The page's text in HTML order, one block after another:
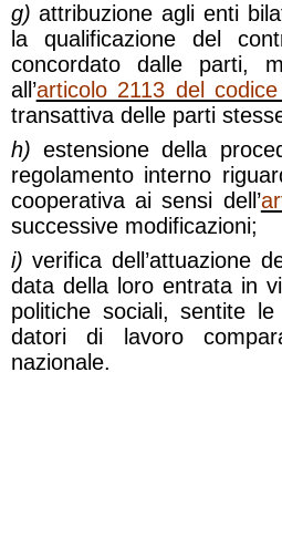
g) attribuzione agli enti
la qualificazione del
concordato dalle parti,
all’articolo 2113 del
transattiva delle parti
h) estensione della
regolamento interno
cooperativa ai sensi dell’
successive modificazioni;
i) verifica dell’attuazione
data della loro entrata in
politiche sociali, sentite
datori di lavoro
nazionale.